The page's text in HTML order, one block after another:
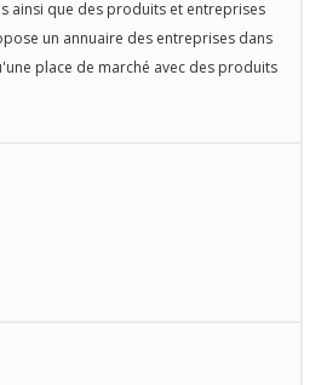
ainsi que des produits et entreprises
un annuaire des entreprises dans
place de marché avec des produits